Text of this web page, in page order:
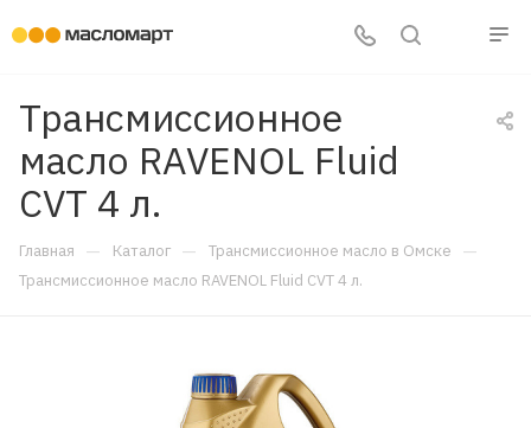
Трансмиссионное
масло RAVENOL Fluid
CVT 4 л.
Главная — Каталог — Трансмиссионное масло в Омске —
Трансмиссионное масло RAVENOL Fluid CVT 4 л.